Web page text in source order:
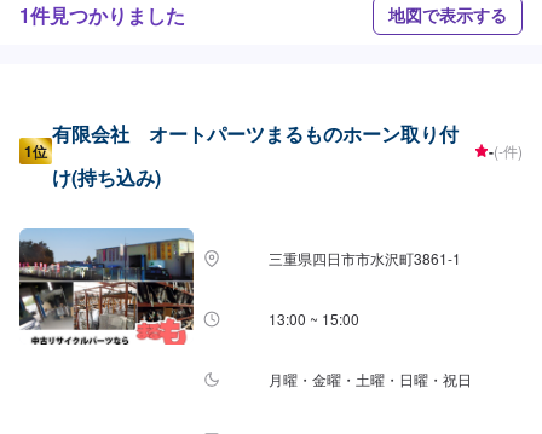
1件見つかりました 地図で表示する
1位
有限会社 オートパーツまるものホーン取り付
け(持ち込み)
-(-件)
三重県四日市市水沢町3861-1
13:00 ~ 15:00
月曜・金曜・土曜・日曜・祝日